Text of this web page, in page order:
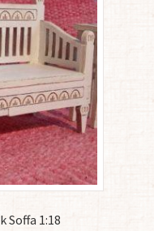
Soffa 1:18